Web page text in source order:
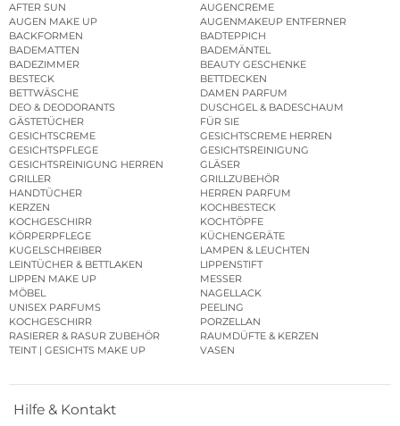
AFTER SUN
AUGENCREME
AUGEN MAKE UP
AUGENMAKEUP ENTFERNER
BACKFORMEN
BADTEPPICH
BADEMATTEN
BADEMÄNTEL
BADEZIMMER
BEAUTY GESCHENKE
BESTECK
BETTDECKEN
BETTWÄSCHE
DAMEN PARFUM
DEO & DEODORANTS
DUSCHGEL & BADESCHAUM
GÄSTETÜCHER
FÜR SIE
GESICHTSCREME
GESICHTSCREME HERREN
GESICHTSPFLEGE
GESICHTSREINIGUNG
GESICHTSREINIGUNG HERREN
GLÄSER
GRILLER
GRILLZUBEHÖR
HANDTÜCHER
HERREN PARFUM
KERZEN
KOCHBESTECK
KOCHGESCHIRR
KOCHTÖPFE
KÖRPERPFLEGE
KÜCHENGERÄTE
KUGELSCHREIBER
LAMPEN & LEUCHTEN
LEINTÜCHER & BETTLAKEN
LIPPENSTIFT
LIPPEN MAKE UP
MESSER
MÖBEL
NAGELLACK
UNISEX PARFUMS
PEELING
KOCHGESCHIRR
PORZELLAN
RASIERER & RASUR ZUBEHÖR
RAUMDÜFTE & KERZEN
TEINT | GESICHTS MAKE UP
VASEN
Hilfe & Kontakt